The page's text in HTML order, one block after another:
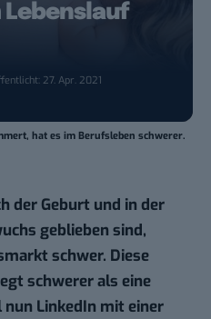
Lebenslauf
27. Apr. 2021
hat es im Berufsleben schwerer.
der Geburt und in der
geblieben sind,
schwer. Diese
schwerer als eine
LinkedIn mit einer